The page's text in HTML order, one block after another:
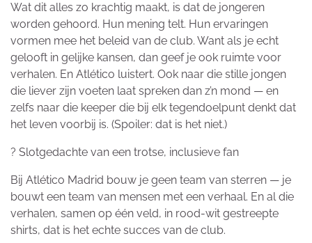
Wat dit alles zo krachtig maakt, is dat de jongeren
worden gehoord. Hun mening telt. Hun ervaringen
vormen mee het beleid van de club. Want als je echt
gelooft in gelijke kansen, dan geef je ook ruimte voor
verhalen. En Atlético luistert. Ook naar die stille jongen
die liever zijn voeten laat spreken dan z’n mond — en
zelfs naar die keeper die bij elk tegendoelpunt denkt dat
het leven voorbij is. (Spoiler: dat is het niet.)
? Slotgedachte van een trotse, inclusieve fan
Bij Atlético Madrid bouw je geen team van sterren — je
bouwt een team van mensen met een verhaal. En al die
verhalen, samen op één veld, in rood-wit gestreepte
shirts, dat is het echte succes van de club.